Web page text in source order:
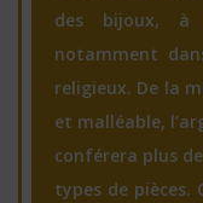
des bijoux, à
notamment
religieux. De la
et malléable,
conférera plus
types de pièces.